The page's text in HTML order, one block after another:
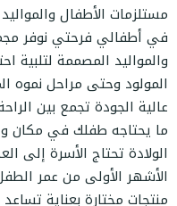
مستلزمات الأطفال
في أطفالي فرحتي نوفر
والمواليد المصممة لتلبية
المولود وحتى مراحل نموه
عالية الجودة تجمع بين
ما يحتاجه طفلك في مكان
الولادة تحتاج الأسرة إلى
الأشهر الأولى من عمر
منتجات مختارة بعناية